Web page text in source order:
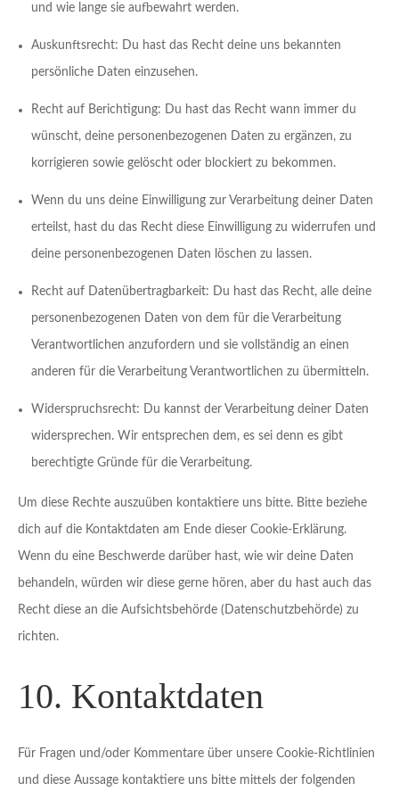
und wie lange sie aufbewahrt werden.
Auskunftsrecht: Du hast das Recht deine uns bekannten
persönliche Daten einzusehen.
Recht auf Berichtigung: Du hast das Recht wann immer du
wünscht, deine personenbezogenen Daten zu ergänzen, zu
korrigieren sowie gelöscht oder blockiert zu bekommen.
Wenn du uns deine Einwilligung zur Verarbeitung deiner Daten
erteilst, hast du das Recht diese Einwilligung zu widerrufen und
deine personenbezogenen Daten löschen zu lassen.
Recht auf Datenübertragbarkeit: Du hast das Recht, alle deine
personenbezogenen Daten von dem für die Verarbeitung
Verantwortlichen anzufordern und sie vollständig an einen
anderen für die Verarbeitung Verantwortlichen zu übermitteln.
Widerspruchsrecht: Du kannst der Verarbeitung deiner Daten
widersprechen. Wir entsprechen dem, es sei denn es gibt
berechtigte Gründe für die Verarbeitung.
Um diese Rechte auszuüben kontaktiere uns bitte. Bitte beziehe
dich auf die Kontaktdaten am Ende dieser Cookie-Erklärung.
Wenn du eine Beschwerde darüber hast, wie wir deine Daten
behandeln, würden wir diese gerne hören, aber du hast auch das
Recht diese an die Aufsichtsbehörde (Datenschutzbehörde) zu
richten.
10. Kontaktdaten
Für Fragen und/oder Kommentare über unsere Cookie-Richtlinien
und diese Aussage kontaktiere uns bitte mittels der folgenden